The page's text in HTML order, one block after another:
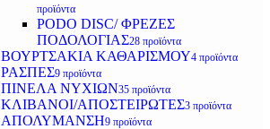
προϊόντα
PODO DISC/ ΦΡΕΖΕΣ
ΠΟΔΟΛΟΓΙΑΣ28 προϊόντα
ΒΟΥΡΤΣΑΚΙΑ ΚΑΘΑΡΙΣΜΟΥ4 προϊόντα
ΡΑΣΠΕΣ9 προϊόντα
ΠΙΝΕΛΑ ΝΥΧΙΩΝ35 προϊόντα
ΚΛΙΒΑΝΟΙ/ΑΠΟΣΤΕΙΡΩΤΕΣ3 προϊόντα
ΑΠΟΛΥΜΑΝΣΗ9 προϊόντα